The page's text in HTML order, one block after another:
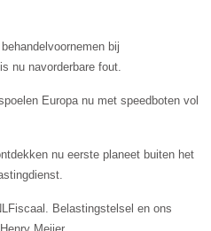
bij
nu navorderbare fout.
Europa nu met speedboten vol
nu eerste planeet buiten het
Belastingstelsel en ons